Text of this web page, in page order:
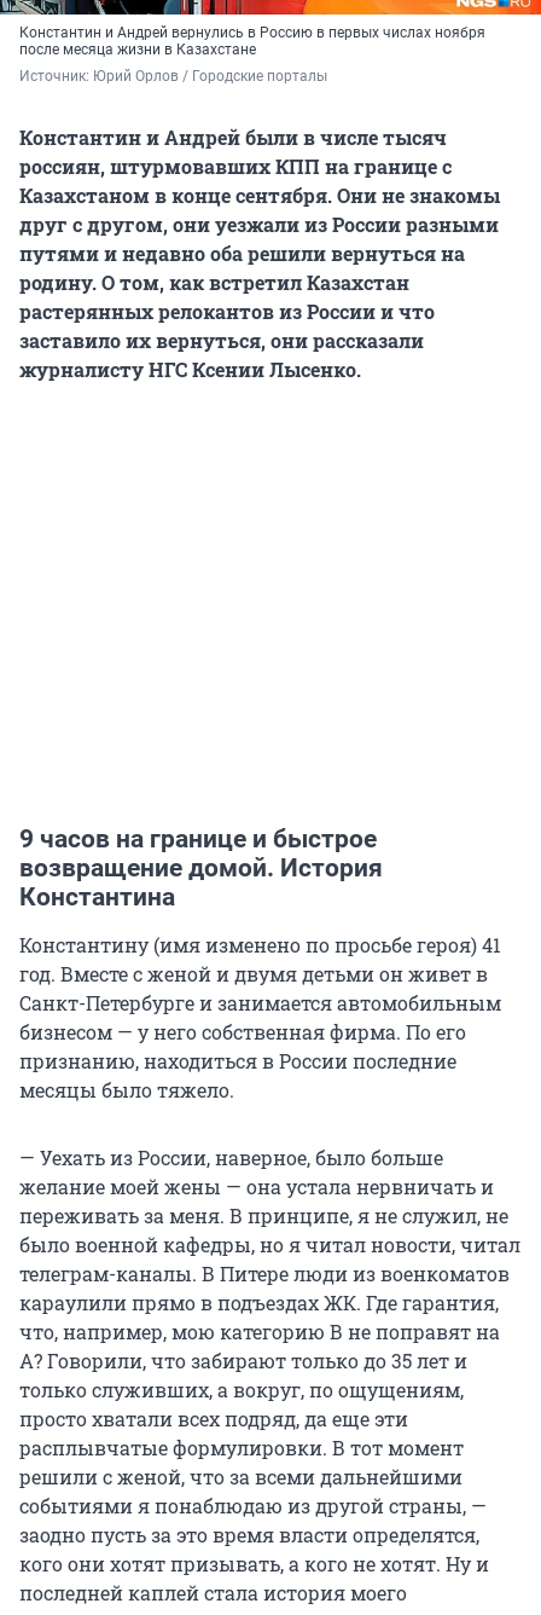
Константин и Андрей вернулись в Россию в первых числах ноября
после месяца жизни в Казахстане
Источник: Юрий Орлов / Городские порталы
Константин и Андрей были в числе тысяч
россиян, штурмовавших КПП на границе с
Казахстаном в конце сентября. Они не знакомы
друг с другом, они уезжали из России разными
путями и недавно оба решили вернуться на
родину. О том, как встретил Казахстан
растерянных релокантов из России и что
заставило их вернуться,они рассказали
журналисту НГС Ксении Лысенко.
9 часов на границе и быстрое
возвращение домой. История
Константина
Константину (имя изменено по просьбе героя) 41
год. Вместе с женой и двумя детьми он живет в
Санкт-Петербурге и занимается автомобильным
бизнесом — у него собственная фирма. По его
признанию, находиться в России последние
месяцы было тяжело.
— Уехать из России, наверное, было больше
желание моей жены — она устала нервничать и
переживать за меня. В принципе, я не служил, не
было военной кафедры, но я читал новости, читал
телеграм-каналы. В Питере люди из военкоматов
караулили прямо в подъездах ЖК. Где гарантия,
что, например, мою категорию В не поправят на
А? Говорили, что забирают только до 35 лет и
только служивших, а вокруг, по ощущениям,
просто хватали всех подряд, да еще эти
расплывчатые формулировки. В тот момент
решили с женой, что за всеми дальнейшими
событиями я понаблюдаю из другой страны, —
заодно пусть за это время власти определятся,
кого они хотят призывать, а кого не хотят. Ну и
последней каплей стала история моего